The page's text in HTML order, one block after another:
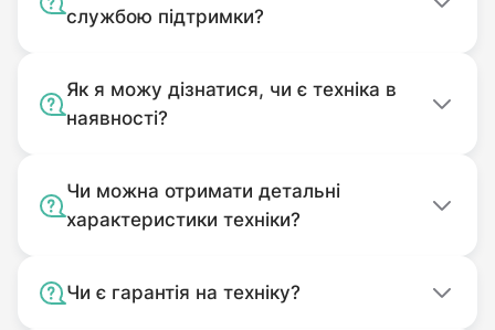
службою підтримки?
Як я можу дізнатися, чи є техніка в
наявності?
Чи можна отримати детальні
характеристики техніки?
Чи є гарантія на техніку?